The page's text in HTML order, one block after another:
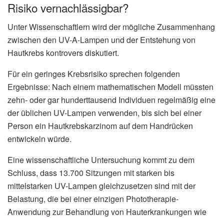
Risiko vernachlässigbar?
Unter Wissenschaftlern wird der mögliche Zusammenhang
zwischen den UV-A-Lampen und der Entstehung von
Hautkrebs kontrovers diskutiert.
Für ein geringes Krebsrisiko sprechen folgenden
Ergebnisse: Nach einem mathematischen Modell müssten
zehn- oder gar hunderttausend Individuen regelmäßig eine
der üblichen UV-Lampen verwenden, bis sich bei einer
Person ein Hautkrebskarzinom auf dem Handrücken
entwickeln würde.
Eine wissenschaftliche Untersuchung kommt zu dem
Schluss, dass 13.700 Sitzungen mit starken bis
mittelstarken UV-Lampen gleichzusetzen sind mit der
Belastung, die bei einer einzigen Phototherapie-
Anwendung zur Behandlung von Hauterkrankungen wie